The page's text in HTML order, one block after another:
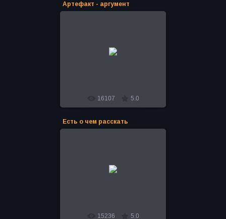
Артефакт - аргумент
Полякова "Тайны Сибири 2011-14"
был найден древний артефакт.
16107 5.0
Есть о чем расскать
Полякова "Тайны Сибири 2011-14"
был найден древний артефакт.
15236 5.0